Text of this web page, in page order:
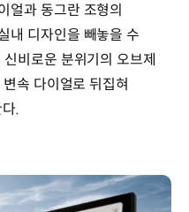
얼과 동그란 조형의
내 디자인을 빼놓을 수
비로운 분위기의 오브제
속 다이얼로 뒤집혀
.